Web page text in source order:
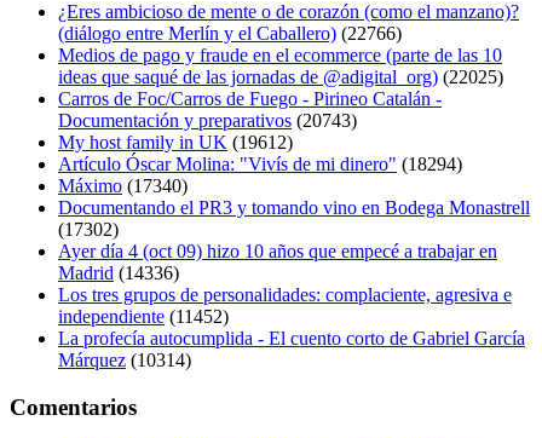
¿Eres ambicioso de mente o de corazón (como el manzano)?
(diálogo entre Merlín y el Caballero) (22766)
Medios de pago y fraude en el ecommerce (parte de las 10
ideas que saqué de las jornadas de @adigital_org) (22025)
Carros de Foc/Carros de Fuego - Pirineo Catalán -
Documentación y preparativos (20743)
My host family in UK (19612)
Artículo Óscar Molina: "Vivís de mi dinero" (18294)
Máximo (17340)
Documentando el PR3 y tomando vino en Bodega Monastrell
(17302)
Ayer día 4 (oct 09) hizo 10 años que empecé a trabajar en
Madrid (14336)
Los tres grupos de personalidades: complaciente, agresiva e
independiente (11452)
La profecía autocumplida - El cuento corto de Gabriel García
Márquez (10314)
Comentarios